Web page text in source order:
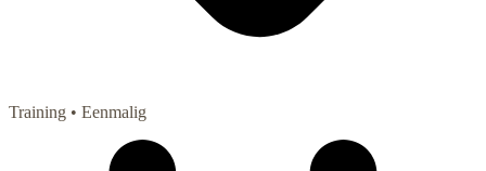
Training • Eenmalig